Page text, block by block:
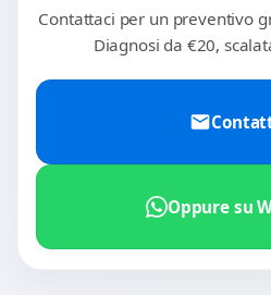
Contattaci per un preventivo
Diagnosi da €20,
Oppure su